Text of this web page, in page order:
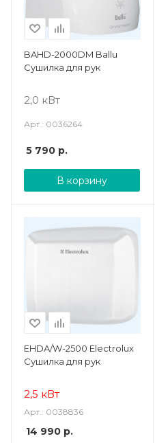
BAHD-2000DM Ballu
Сушилка для рук
2,0 кВт
Арт.: 0036264
5 790 р.
В корзину
EHDA/W-2500 Electrolux
Сушилка для рук
2,5 кВт
Арт.: 0038836
14 990 р.